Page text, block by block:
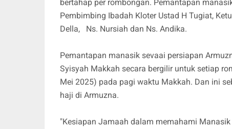
bertahap per rombongan. Pemantapan
Pembimbing Ibadah Kloter Ustad H Tugiat,
Della, Ns. Nursiah dan Ns. Andika.
Pemantapan manasik sevaai persiapan
Syisyah Makkah secara bergilir untuk setiap
Mei 2025) pada pagi waktu Makkah. Dan ini
haji di Armuzna.
"Kesiapan Jamaah dalam memahami